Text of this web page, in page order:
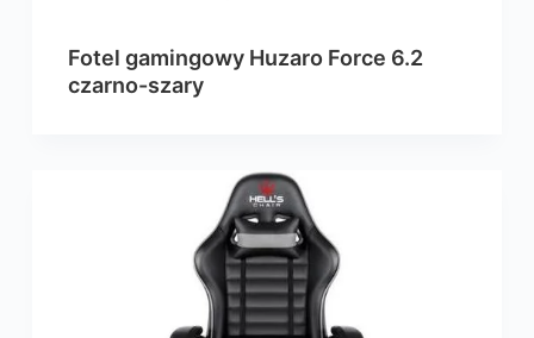
Fotel gamingowy Huzaro Force 6.2
czarno-szary